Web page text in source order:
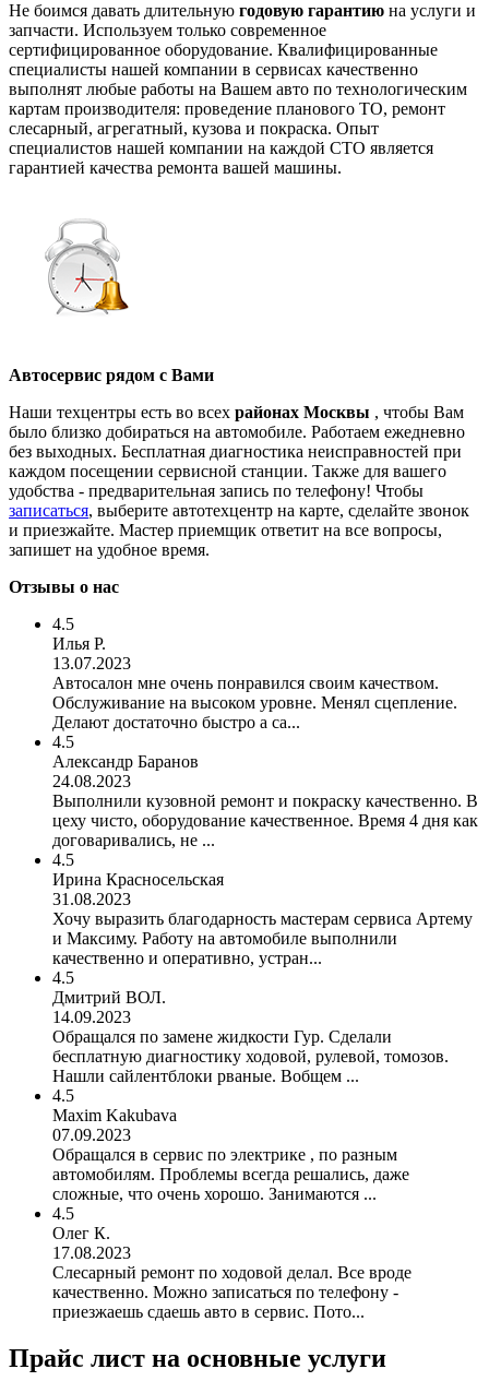
Не боимся давать длительную годовую гарантию на услуги и
запчасти. Используем только современное
сертифицированное оборудование. Квалифицированные
специалисты нашей компании в сервисах качественно
выполнят любые работы на Вашем авто по технологическим
картам производителя: проведение планового ТО, ремонт
слесарный, агрегатный, кузова и покраска. Опыт
специалистов нашей компании на каждой СТО является
гарантией качества ремонта вашей машины.
Автосервис рядом с Вами
Наши техцентры есть во всех районах Москвы , чтобы Вам
было близко добираться на автомобиле. Работаем ежедневно
без выходных. Бесплатная диагностика неисправностей при
каждом посещении сервисной станции. Также для вашего
удобства - предварительная запись по телефону! Чтобы
записаться, выберите автотехцентр на карте, сделайте звонок
и приезжайте. Мастер приемщик ответит на все вопросы,
запишет на удобное время.
Отзывы о нас
4.5
Илья Р.
13.07.2023
Автосалон мне очень понравился своим качеством.
Обслуживание на высоком уровне. Менял сцепление.
Делают достаточно быстро а са...
4.5
Александр Баранов
24.08.2023
Выполнили кузовной ремонт и покраску качественно. В
цеху чисто, оборудование качественное. Время 4 дня как
договаривались, не ...
4.5
Ирина Красносельская
31.08.2023
Хочу выразить благодарность мастерам сервиса Артему
и Максиму. Работу на автомобиле выполнили
качественно и оперативно, устран...
4.5
Дмитрий ВОЛ.
14.09.2023
Обращался по замене жидкости Гур. Сделали
бесплатную диагностику ходовой, рулевой, томозов.
Нашли сайлентблоки рваные. Вобщем ...
4.5
Maxim Kakubava
07.09.2023
Обращался в сервис по электрике , по разным
автомобилям. Проблемы всегда решались, даже
сложные, что очень хорошо. Занимаются ...
4.5
Олег К.
17.08.2023
Слесарный ремонт по ходовой делал. Все вроде
качественно. Можно записаться по телефону -
приезжаешь сдаешь авто в сервис. Пото...
Прайс лист на основные услуги